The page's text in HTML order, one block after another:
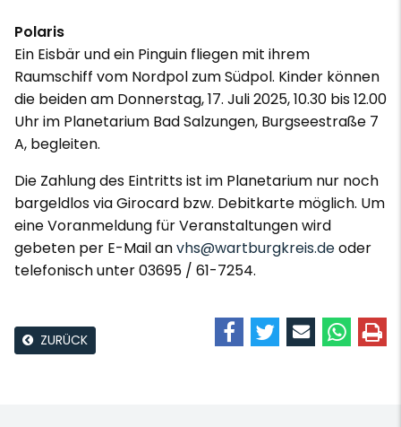
Polaris
Ein Eisbär und ein Pinguin fliegen mit ihrem
Raumschiff vom Nordpol zum Südpol. Kinder können
die beiden am Donnerstag, 17. Juli 2025, 10.30 bis 12.00
Uhr im Planetarium Bad Salzungen, Burgseestraße 7
A, begleiten.
Die Zahlung des Eintritts ist im Planetarium nur noch
bargeldlos via Girocard bzw. Debitkarte möglich. Um
eine Voranmeldung für Veranstaltungen wird
gebeten per E-Mail anvhs@wartburgkreis.deoder
telefonisch unter 03695 / 61-7254.
ZURÜCK